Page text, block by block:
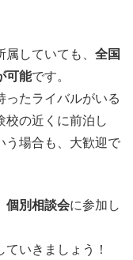
していても、 全国
可能です。
ったライバルがいる
校の近くに前泊し
う場合も、大歓迎で
個別相談会に参加し
いきましょう！